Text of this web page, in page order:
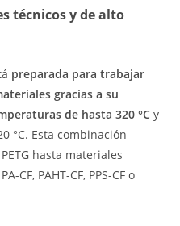
técnicos y de alto
preparada para trabajar
gracias a su
de hasta 320 °C y
°C. Esta combinación
hasta materiales
CF, PAHT-CF, PPS-CF o